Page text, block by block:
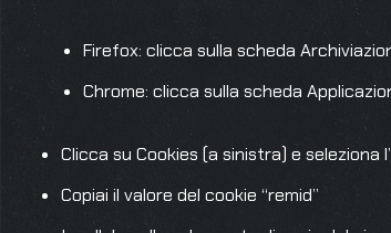
Firefox: clicca sulla scheda
Chrome: clicca sulla scheda
Clicca su Cookies (a sinistra) e seleziona
Copiai il valore del cookie “remid”